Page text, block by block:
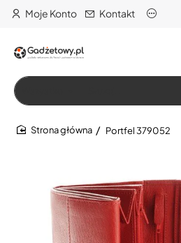
Moje Konto Kontakt
Szukaj…
Portfel 379052